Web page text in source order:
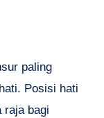
paling
Posisi hati
raja bagi